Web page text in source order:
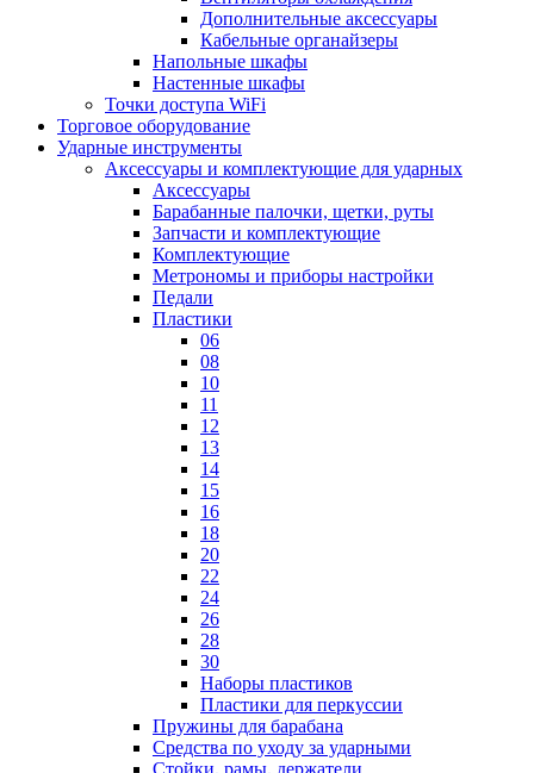
Дополнительные аксессуары
Кабельные органайзеры
Напольные шкафы
Настенные шкафы
Точки доступа WiFi
Торговое оборудование
Ударные инструменты
Аксессуары и комплектующие для ударных
Аксессуары
Барабанные палочки, щетки, руты
Запчасти и комплектующие
Комплектующие
Метрономы и приборы настройки
Педали
Пластики
06
08
10
11
12
13
14
15
16
18
20
22
24
26
28
30
Наборы пластиков
Пластики для перкуссии
Пружины для барабана
Средства по уходу за ударными
Стойки, рамы, держатели